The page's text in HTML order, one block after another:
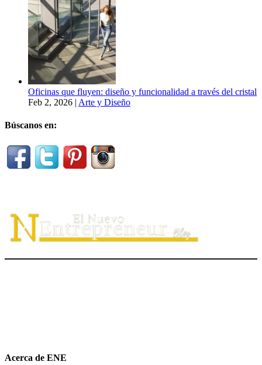
Oficinas que fluyen: diseño y funcionalidad a través del cristal
Feb 2, 2026 | Arte y Diseño
Búscanos en:
Acerca de ENE